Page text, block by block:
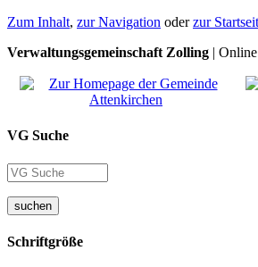
Zum Inhalt, zur Navigation oderzur
Verwaltungsgemeinschaft Zolling |
VG Suche
suchen
Schriftgröße